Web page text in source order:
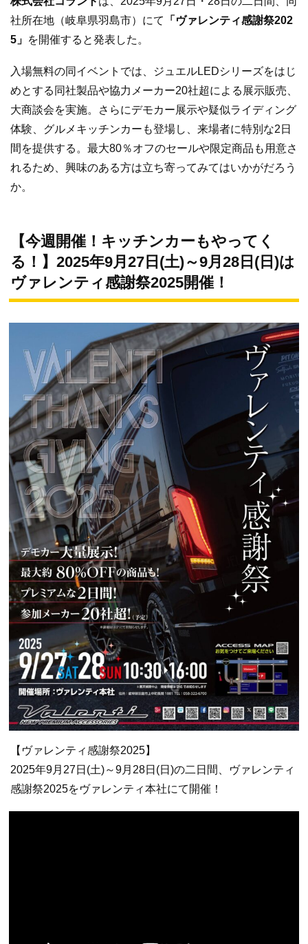
社所在地（岐阜県羽島市）にて
「ヴァレンティ感謝祭202
5」 を開催すると発表した。
入場無料の同イベントでは、ジュエルLEDシリーズをはじ
めとする同社製品や協力メーカー20社超による展示販売、
大商談会を実施。さらにデモカー展示や疑似ライディング
体験、グルメキッチンカーも登場し、来場者に特別な2日
間を提供する。最大80％オフのセールや限定商品も用意さ
れるため、興味のある方は立ち寄ってみてはいかがだろう
か。
【今週開催！キッチンカーもやってく
る！】2025年9月27日(土)～9月28日(日)は
ヴァレンティ感謝祭2025開催！
【ヴァレンティ感謝祭2025】
2025年9月27日(土)～9月28日(日)の二日間、ヴァレンティ
感謝祭2025をヴァレンティ本社にて開催！